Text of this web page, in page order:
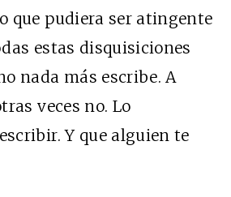
que pudiera ser atingente
estas disquisiciones
nada más escribe. A
veces no. Lo
Y que alguien te